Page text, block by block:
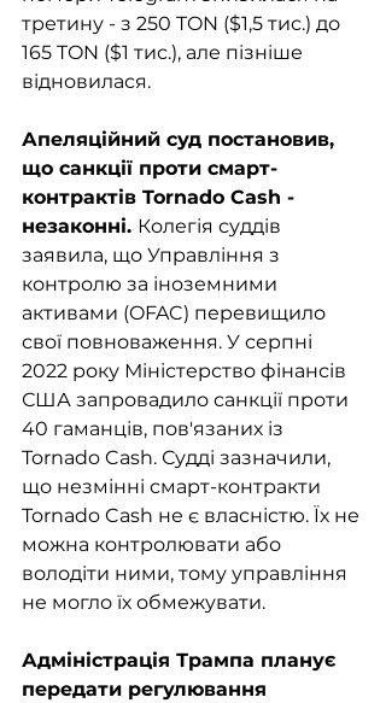
третину - з 250 TON ($1,5 тис.) до
165 TON ($1 тис.), але пізніше
відновилася.
Апеляційний суд постановив,
що санкції проти смарт-
контрактів Tornado Cash -
незаконні. Колегія суддів
заявила, що Управління з
контролю за іноземними
активами (OFAC) перевищило
свої повноваження. У серпні
2022 року Міністерство фінансів
США запровадило санкції проти
40 гаманців, пов'язаних із
Tornado Cash. Судді зазначили,
що незмінні смарт-контракти
Tornado Cash не є власністю. Їх не
можна контролювати або
володіти ними, тому управління
не могло їх обмежувати.
Адміністрація Трампа планує
передати регулювання